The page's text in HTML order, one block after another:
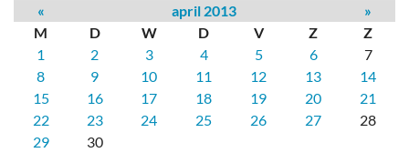
« april 2013
»
M
D W D V Z
Z
1
2 3 4 5 6
7
8
9 10 11 12 13
14
15
16 17 18 19 20
21
22
23 24 25 26 27
28
29
30